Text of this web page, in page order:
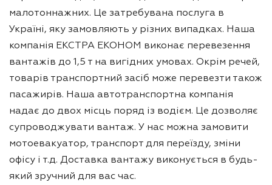
малотоннажних. Це затребувана послуга в
Україні, яку замовляють у різних випадках. Наша
компанія ЕКСТРА ЕКОНОМ виконає перевезення
вантажів до 1,5 т на вигідних умовах. Окрім речей,
товарів транспортний засіб може перевезти також
пасажирів. Наша автотранспортна компанія
надає до двох місць поряд із водієм. Це дозволяє
супроводжувати вантаж. У нас можна замовити
мотоевакуатор, транспорт для переїзду, зміни
офісу і т.д. Доставка вантажу виконується в будь-
який зручний для вас час.